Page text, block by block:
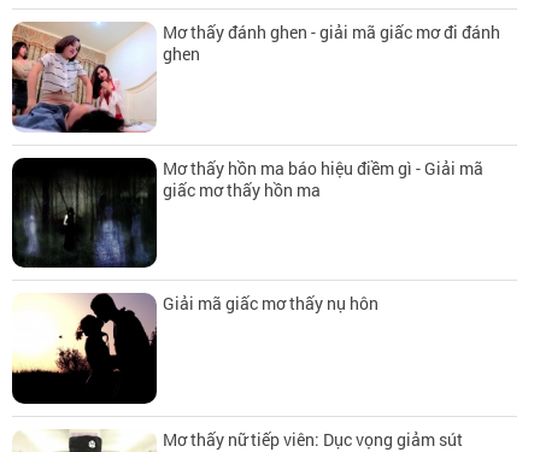
Mơ thấy đánh ghen - giải mã giấc mơ đi đánh
ghen
Mơ thấy hồn ma báo hiệu điềm gì - Giải mã
giấc mơ thấy hồn ma
Giải mã giấc mơ thấy nụ hôn
Mơ thấy nữ tiếp viên: Dục vọng giảm sút